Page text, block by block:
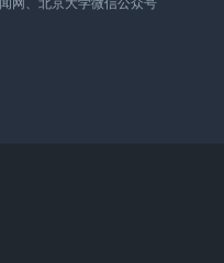
网、北京大学微信公众号